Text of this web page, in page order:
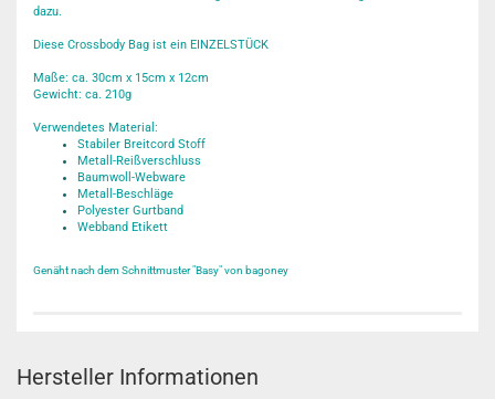
dazu.
Diese Crossbody Bag ist ein EINZELSTÜCK
Maße: ca. 30cm x 15cm x 12cm
Gewicht: ca. 210g
Verwendetes Material:
Stabiler Breitcord Stoff
Metall-Reißverschluss
Baumwoll-Webware
Metall-Beschläge
Polyester Gurtband
Webband Etikett
Genäht nach dem Schnittmuster "Basy" von bagoney
Hersteller Informationen